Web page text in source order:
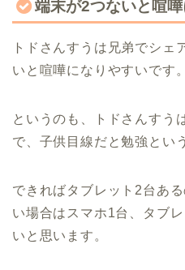
端末が2つないと喧
トドさんすうは兄弟でシェ
いと喧嘩になりやすいです。
というのも、トドさんすう
で、子供目線だと勉強とい
できればタブレット2台あ
い場合はスマホ1台、タブ
いと思います。